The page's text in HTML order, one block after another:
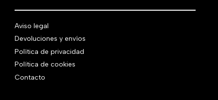
Aviso legal
Devoluciones y envíos
Política de privacidad
Política de cookies
Contacto